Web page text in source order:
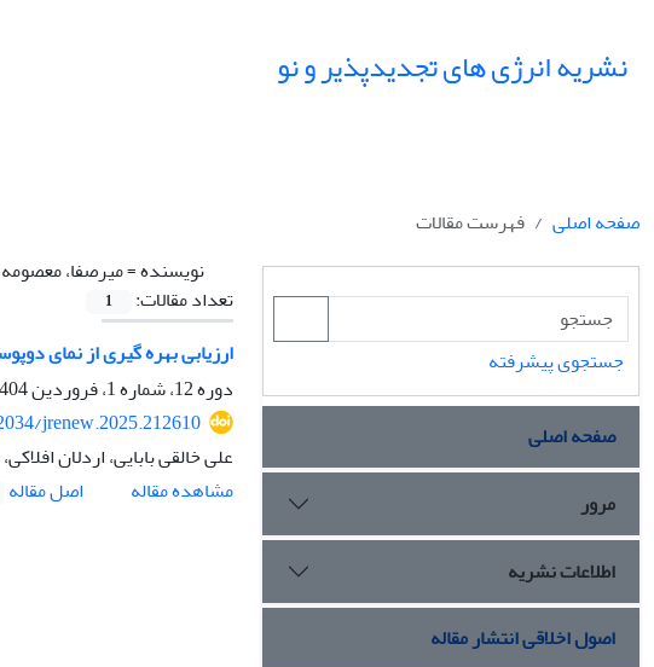
نشریه انرژی های تجدیدپذیر و نو
صفحه اصلی
فهرست مقالات
نویسنده =میرصفا، معصومه
تعداد مقالات:
1
ارزیابی بهره گیری از نمای
دوره 12، شماره 1، فروردین 1404، صفحه
jrenew.2025.212610
علی خالقی بابایی، اردلان
مشاهده مقاله
اصل مقاله
جستجوی پیشرفته
صفحه اصلی
مرور
اطلاعات نشریه
اصول اخلاقی انتشار مقاله